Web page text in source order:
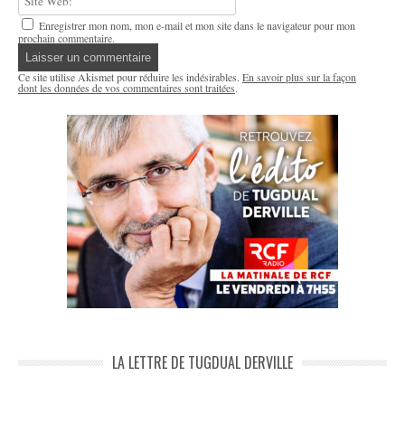
Enregistrer mon nom, mon e-mail et mon site dans le navigateur pour mon
prochain commentaire.
Ce site utilise Akismet pour réduire les indésirables. En savoir plus sur la façon
dont les données de vos commentaires sont traitées.
LA LETTRE DE TUGDUAL DERVILLE